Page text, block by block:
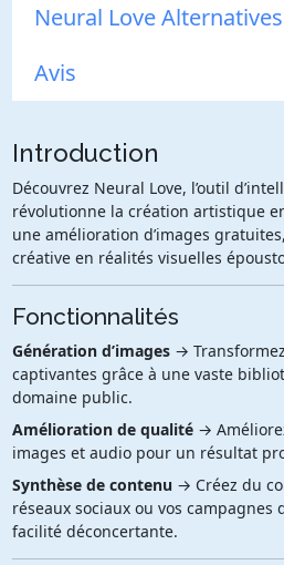
Neural Love Alternatives
Avis
Introduction
Découvrez Neural Love, l’outil
révolutionne la création artistique
une amélioration d’images
créative en réalités visuelles
Fonctionnalités
Génération d’images→
captivantes grâce à une vaste
domaine public.
Amélioration de qualité→
images et audio pour un résultat
Synthèse de contenu→ Créez du
réseaux sociaux ou vos campagnes
facilité déconcertante.